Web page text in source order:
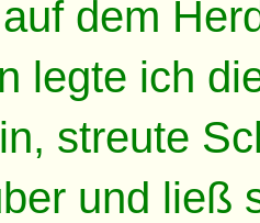
dem
legte ich
streute
und ließ